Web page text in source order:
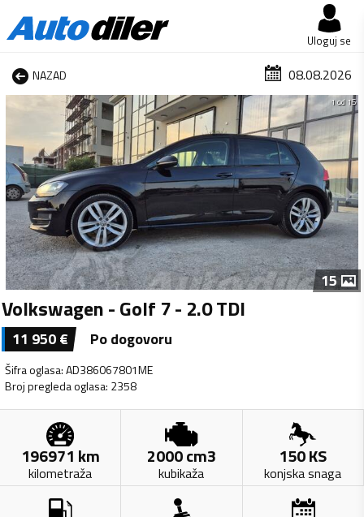
Uloguj se
NAZAD 08.08.2026
1 od 15
15
Volkswagen - Golf 7 - 2.0 TDI
11 950€ Po dogovoru
Šifra oglasa:AD386067801ME
Broj pregleda oglasa: 2358
196971 km
kilometraža
2000cm3
kubikaža
150KS
konjska snaga